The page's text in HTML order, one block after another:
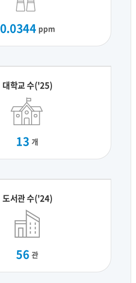
0.0344 ppm
대학교 수('25)
13 개
도서관 수('24)
56 관